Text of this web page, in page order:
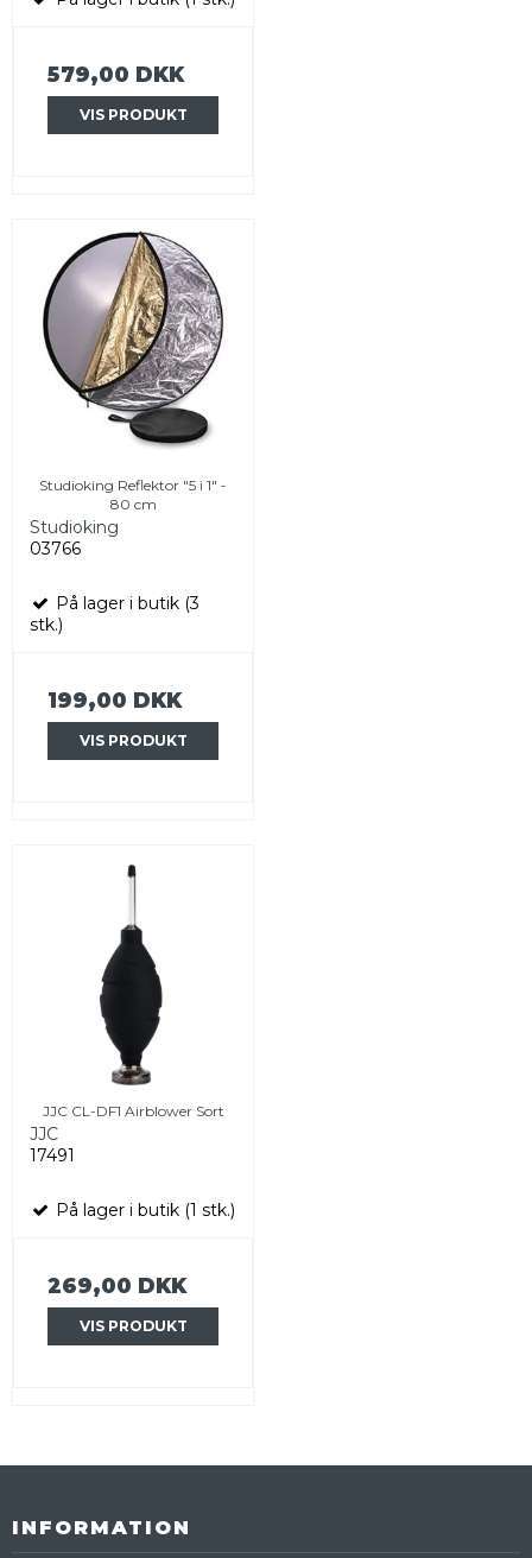
579,00 DKK
VIS PRODUKT
Studioking Reflektor "5 i 1" -
80 cm
Studioking
03766
På lager i butik (3
stk.)
199,00 DKK
VIS PRODUKT
JJC CL-DF1 Airblower Sort
JJC
17491
På lager i butik (1 stk.)
269,00 DKK
VIS PRODUKT
INFORMATION